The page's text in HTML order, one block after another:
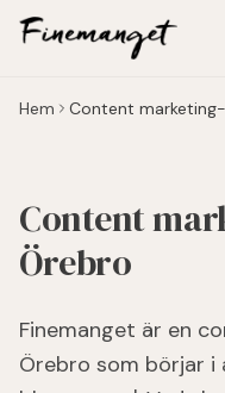
Hoppa till huvudinnehåll
Hem Content
Content
Örebro
Finemanget är en
Örebro som börjar